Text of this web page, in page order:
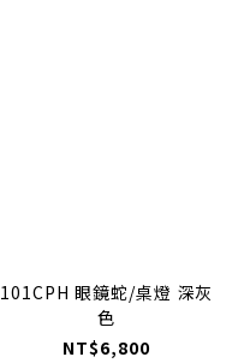
101CPH 眼鏡蛇/桌燈 深灰
色
NT$6,800